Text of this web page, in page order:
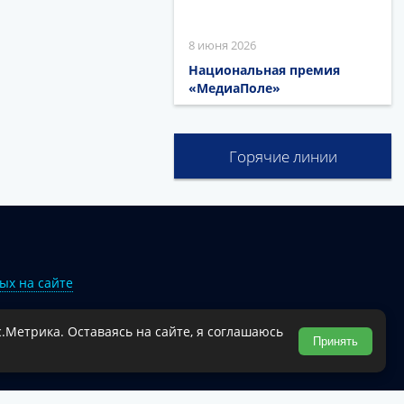
8 июня 2026
Национальная премия
«МедиаПоле»
Горячие линии
на сайте
муниципального округа.
Оставаясь на сайте, я соглашаюсь
Принять